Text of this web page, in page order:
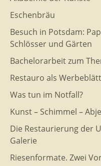
Eschenbräu
Besuch in Potsdam:
Schlösser und Gärten
Bachelorarbeit zum
Restauro als
Was tun im Notfall?
Kunst – Schimmel –
Die Restaurierung der
Galerie
Riesenformate. Zwei